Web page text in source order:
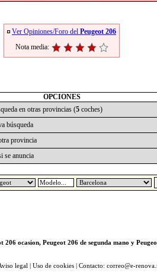
Ver Opiniones/Foro del Peugeot 206
Nota media:
OPCIONES
en otras provincias (5coches)
búsqueda
provincia
se anuncia
206 ocasion, Peugeot 206 de segunda mano y
legal Uso de cookies| Contacto: correo@e-